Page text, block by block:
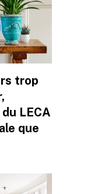
trop
LECA
que